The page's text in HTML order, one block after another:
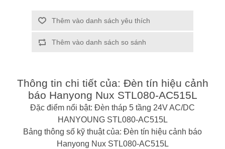
Thêm vào danh sách yêu thích
Thêm vào danh sách so sánh
Thông tin chi tiết của: Đèn tín hiệu cảnh
báo Hanyong Nux STL080-AC515L
Đặc điểm nổi bật: Đèn tháp 5 tầng 24V AC/DC
HANYOUNG STL080-AC515L
Bảng thông số kỹ thuật của: Đèn tín hiệu cảnh báo
Hanyong Nux STL080-AC515L